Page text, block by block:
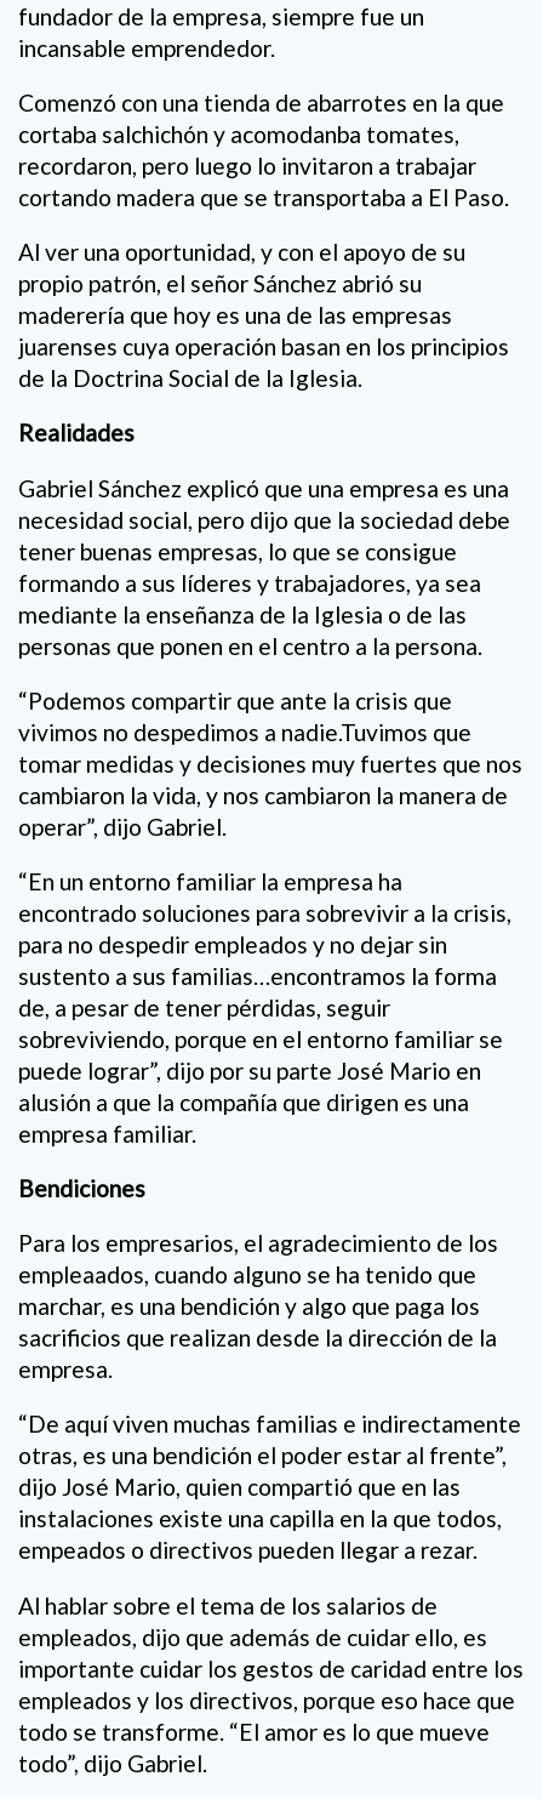
fundador de la empresa, siempre fue un
incansable emprendedor.
Comenzó con una tienda de abarrotes en la que
cortaba salchichón y acomodanba tomates,
recordaron, pero luego lo invitaron a trabajar
cortando madera que se transportaba a El Paso.
Al ver una oportunidad, y con el apoyo de su
propio patrón, el señor Sánchez abrió su
maderería que hoy es una de las empresas
juarenses cuya operación basan en los principios
de la Doctrina Social de la Iglesia.
Realidades
Gabriel Sánchez explicó que una empresa es una
necesidad social, pero dijo que la sociedad debe
tener buenas empresas, lo que se consigue
formando a sus líderes y trabajadores, ya sea
mediante la enseñanza de la Iglesia o de las
personas que ponen en el centro a la persona.
“Podemos compartir que ante la crisis que
vivimos no despedimos a nadie.Tuvimos que
tomar medidas y decisiones muy fuertes que nos
cambiaron la vida, y nos cambiaron la manera de
operar”, dijo Gabriel.
“En un entorno familiar la empresa ha
encontrado soluciones para sobrevivir a la crisis,
para no despedir empleados y no dejar sin
sustento a sus familias…encontramos la forma
de, a pesar de tener pérdidas, seguir
sobreviviendo, porque en el entorno familiar se
puede lograr”, dijo por su parte José Mario en
alusión a que la compañía que dirigen es una
empresa familiar.
Bendiciones
Para los empresarios, el agradecimiento de los
empleaados, cuando alguno se ha tenido que
marchar, es una bendición y algo que paga los
sacrificios que realizan desde la dirección de la
empresa.
“De aquí viven muchas familias e indirectamente
otras, es una bendición el poder estar al frente”,
dijo José Mario, quien compartió que en las
instalaciones existe una capilla en la que todos,
empeados o directivos pueden llegar a rezar.
Al hablar sobre el tema de los salarios de
empleados, dijo que además de cuidar ello, es
importante cuidar los gestos de caridad entre los
empleados y los directivos, porque eso hace que
todo se transforme. “El amor es lo que mueve
todo”, dijo Gabriel.